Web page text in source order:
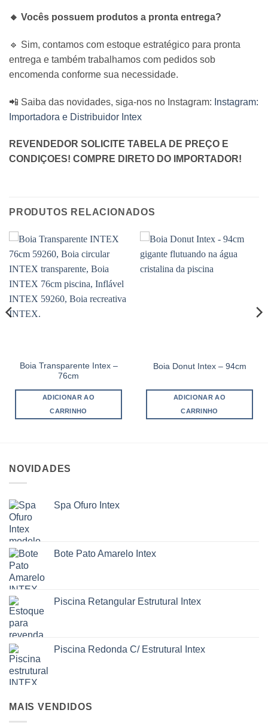
🔸 Vocês possuem produtos a pronta entrega?
🔹 Sim, contamos com estoque estratégico para pronta
entrega e também trabalhamos com pedidos sob
encomenda conforme sua necessidade.
📲 Saiba das novidades, siga-nos no Instagram: Instagram:
Importadora e Distribuidor Intex
REVENDEDOR SOLICITE TABELA DE PREÇO E
CONDIÇOES! COMPRE DIRETO DO IMPORTADOR!
PRODUTOS RELACIONADOS
Boia Transparente Intex –
76cm
ADICIONAR AO
CARRINHO
Boia Donut Intex – 94cm
ADICIONAR AO
CARRINHO
NOVIDADES
Spa Ofuro Intex
Bote Pato Amarelo Intex
Piscina Retangular Estrutural Intex
Piscina Redonda C/ Estrutural Intex
MAIS VENDIDOS